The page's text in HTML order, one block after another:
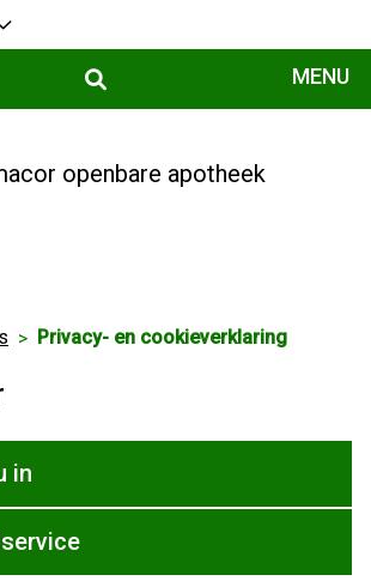
MENU
openbare apotheek
Privacy- en cookieverklaring
in